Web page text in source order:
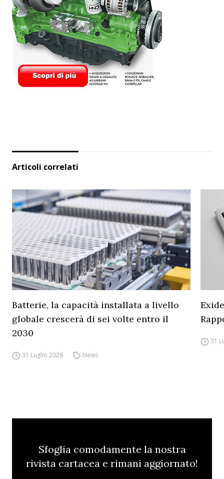
Articoli correlati
Batterie, la capacità installata a livello
globale crescerà di sei volte entro il
2030
31 Luglio 2026 News
31
Sfoglia comodamente la nostra
rivista cartacea e rimani aggiornato!